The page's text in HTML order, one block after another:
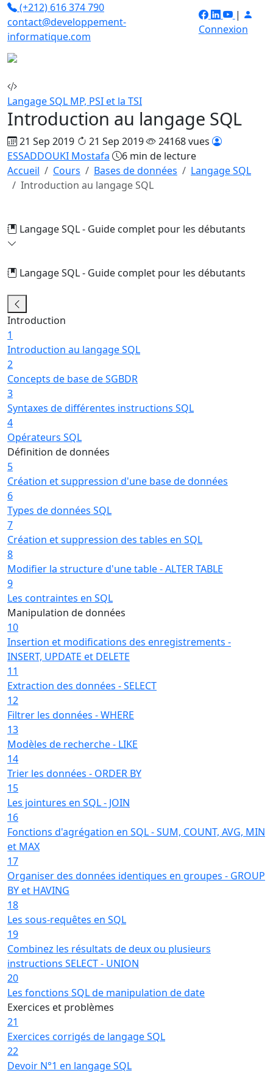
(+212) 616 374 790
contact@developpement-
informatique.com
|
Connexion
Langage SQL MP, PSI et la TSI
Introduction au langage SQL
21 Sep 2019 21 Sep 2019
24168 vues
ESSADDOUKI Mostafa
6 min de lecture
Accueil
Cours Bases de données
Langage SQL
Introduction au langage SQL
Langage SQL - Guide complet pour les débutants
Langage SQL - Guide complet pour les débutants
Introduction
1
Introduction au langage SQL
2
Concepts de base de SGBDR
3
Syntaxes de différentes instructions SQL
4
Opérateurs SQL
Définition de données
5
Création et suppression d'une base de données
6
Types de données SQL
7
Création et suppression des tables en SQL
8
Modifier la structure d'une table - ALTER TABLE
9
Les contraintes en SQL
Manipulation de données
10
Insertion et modifications des enregistrements -
INSERT, UPDATE et DELETE
11
Extraction des données - SELECT
12
Filtrer les données - WHERE
13
Modèles de recherche - LIKE
14
Trier les données - ORDER BY
15
Les jointures en SQL - JOIN
16
Fonctions d'agrégation en SQL - SUM, COUNT, AVG, MIN
et MAX
17
Organiser des données identiques en groupes - GROUP
BY et HAVING
18
Les sous-requêtes en SQL
19
Combinez les résultats de deux ou plusieurs
instructions SELECT - UNION
20
Les fonctions SQL de manipulation de date
Exercices et problèmes
21
Exercices corrigés de langage SQL
22
Devoir N°1 en langage SQL